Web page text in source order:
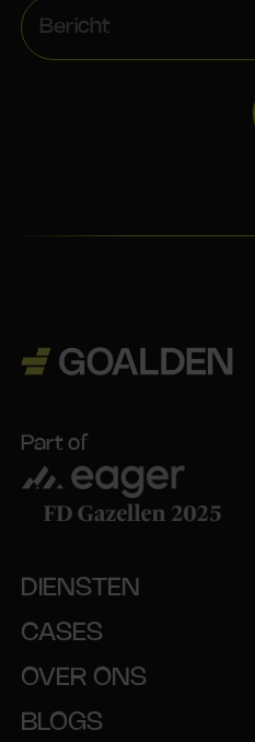
Part of
DIENSTEN
CASES
OVER ONS
BLOGS